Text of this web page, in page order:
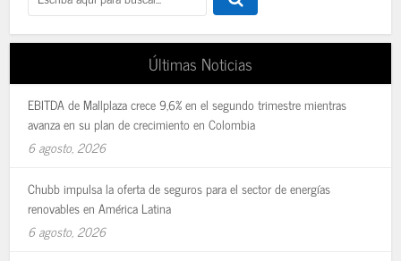
Últimas Noticias
EBITDA de Mallplaza crece 9,6% en el segundo trimestre mientras
avanza en su plan de crecimiento en Colombia
6 agosto, 2026
Chubb impulsa la oferta de seguros para el sector de energías
renovables en América Latina
6 agosto, 2026